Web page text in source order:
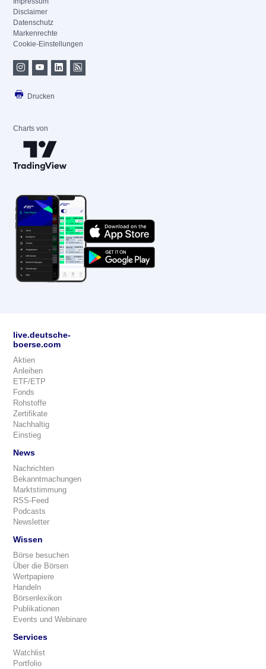
Disclaimer
Datenschutz
Markenrechte
Cookie-Einstellungen
Drucken
Charts von
live.deutsche-
boerse.com
Aktien
Anleihen
ETF/ETP
Fonds
Rohstoffe
Zertifikate
Nachhaltig
Einstieg
News
Nachrichten
Bekanntmachungen
Marktstimmung
RSS-Feed
Podcasts
Newsletter
Wissen
Börse besuchen
Über die Börsen
Wertpapiere
Handeln
Börsenlexikon
Publikationen
Events und Webinare
Services
Watchlist
Portfolio